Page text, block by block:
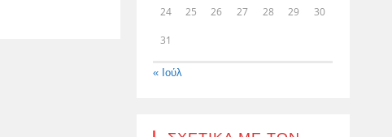
24 25 26 27 28 29 30
31
« Ιούλ